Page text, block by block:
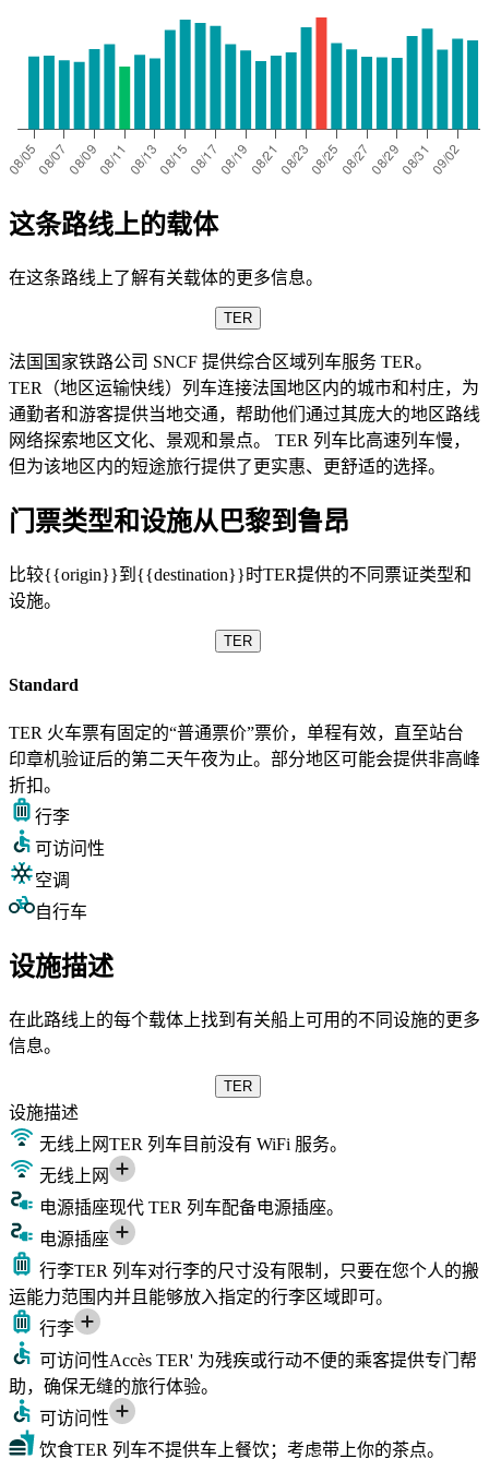
这条路线上的载体
在这条路线上了解有关载体的更多信息。
TER
法国国家铁路公司 SNCF 提供综合区域列车服务 TER。
TER（地区运输快线）列车连接法国地区内的城市和村庄，为
通勤者和游客提供当地交通，帮助他们通过其庞大的地区路线
网络探索地区文化、景观和景点。 TER 列车比高速列车慢，
但为该地区内的短途旅行提供了更实惠、更舒适的选择。
门票类型和设施从巴黎到鲁昂
比较{{origin}}到{{destination}}时TER提供的不同票证类型和
设施。
TER
Standard
TER 火车票有固定的“普通票价”票价，单程有效，直至站台
印章机验证后的第二天午夜为止。部分地区可能会提供非高峰
折扣。
行李
可访问性
空调
自行车
设施描述
在此路线上的每个载体上找到有关船上可用的不同设施的更多
信息。
TER
设施描述
无线上网TER 列车目前没有 WiFi 服务。
无线上网
电源插座现代 TER 列车配备电源插座。
电源插座
行李TER 列车对行李的尺寸没有限制，只要在您个人的搬
运能力范围内并且能够放入指定的行李区域即可。
行李
可访问性Accès TER' 为残疾或行动不便的乘客提供专门帮
助，确保无缝的旅行体验。
可访问性
饮食TER 列车不提供车上餐饮；考虑带上你的茶点。